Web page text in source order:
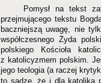
Pomysł na tekst
przejmującego tekstu
baczniejszą uwagę, nie
współczesnego Żyda
polskiego Kościoła
z katolicyzmem polskim.
jego teologia (a raczej
to sądzę, że i dla katolika